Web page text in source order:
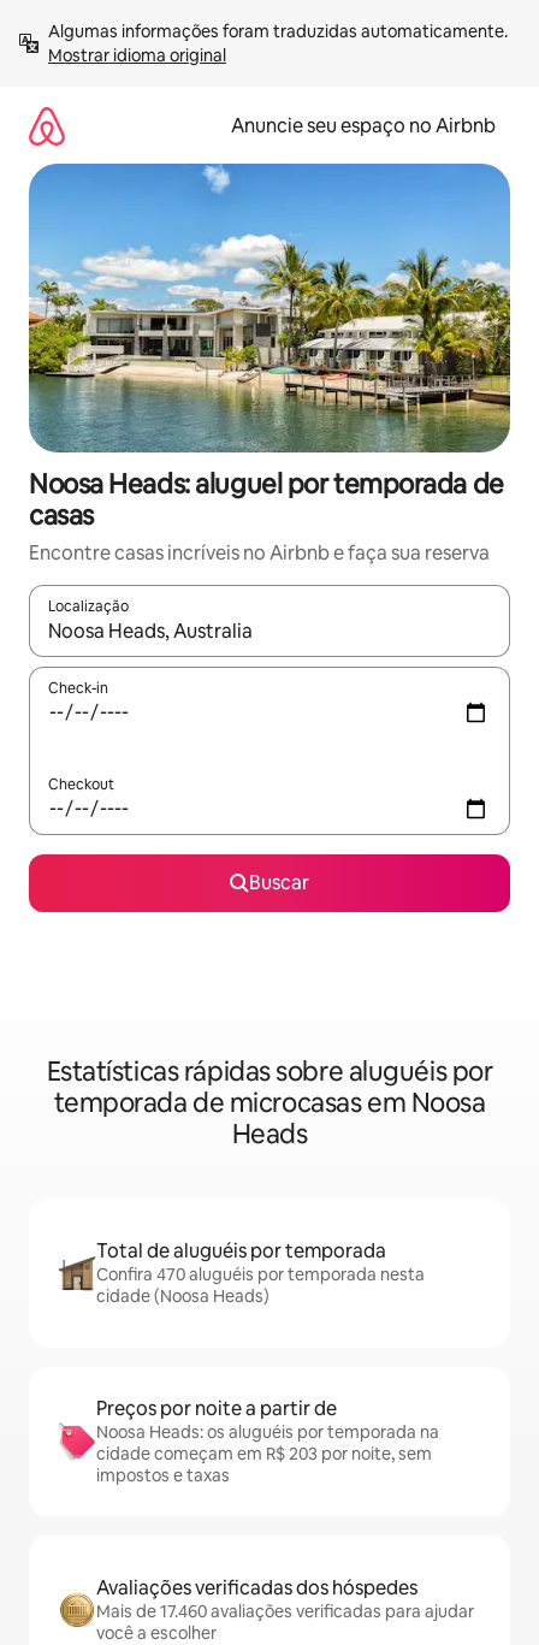
para
Mostrar idioma original
Anuncie seu espaço no Airbnb
Noosa Heads: aluguel por temporada de
casas
Encontre casas incríveis no Airbnb e faça sua reserva
Localização
Quando os resultados estiverem disponíveis, explore-os
Check-in
Checkout
Buscar
Estatísticas rápidas sobre aluguéis por
temporada de microcasas em Noosa
Heads
Total de aluguéis por temporada
Confira 470 aluguéis por temporada nesta
cidade (Noosa Heads)
Preços por noite a partir de
Noosa Heads: os aluguéis por temporada na
cidade começam em R$ 203 por noite, sem
impostos e taxas
Avaliações verificadas dos hóspedes
Mais de 17.460 avaliações verificadas para ajudar
você a escolher